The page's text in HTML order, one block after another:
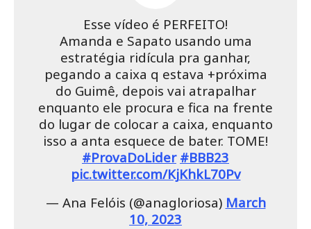
Esse vídeo é PERFEITO!
Amanda e Sapato usando uma
estratégia ridícula pra ganhar,
pegando a caixa q estava +próxima
do Guimê, depois vai atrapalhar
enquanto ele procura e fica na frente
do lugar de colocar a caixa, enquanto
isso a anta esquece de bater. TOME!
#ProvaDoLider #BBB23
pic.twitter.com/KjKhkL70Pv
— Ana Felóis (@anagloriosa) March
10, 2023